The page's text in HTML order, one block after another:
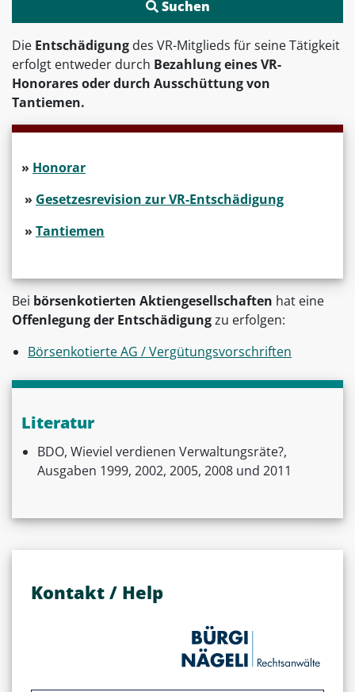
Die Entschädigung des VR-Mitglieds für seine Tätigkeit
erfolgt entweder durch Bezahlung eines VR-
Honorares oder durch Ausschüttung von
Tantiemen.
» Honorar
» Gesetzesrevision zur VR-Entschädigung
» Tantiemen
Bei börsenkotierten Aktiengesellschaften hat eine
Offenlegung der Entschädigungzu erfolgen:
Börsenkotierte AG / Vergütungsvorschriften
Literatur
BDO, Wieviel verdienen Verwaltungsräte?,
Ausgaben 1999, 2002, 2005, 2008 und 2011
Kontakt / Help